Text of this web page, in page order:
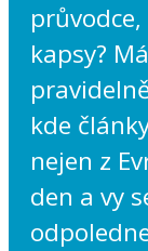
kapsy?
kde
nejen z
den a vy